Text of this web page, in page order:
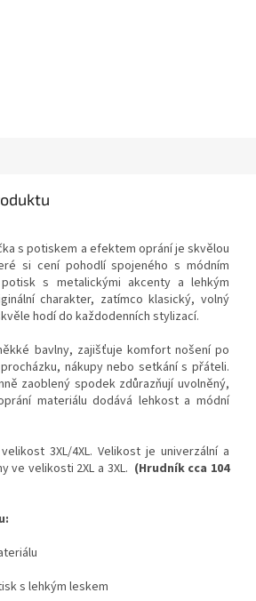
s potiskem a efektem oprání je skvělou
si cení pohodlí spojeného s módním
s metalickými akcenty a lehkým
charakter, zatímco klasický, volný
hodí do každodenních stylizací.
bavlny, zajišťuje komfort nošení po
nákupy nebo setkání s přáteli.
zaoblený spodek zdůrazňují uvolněný,
materiálu dodává lehkost a módní
3XL/4XL. Velikost je univerzální a
ve velikosti 2XL a 3XL. (Hrudník cca 104
s lehkým leskem